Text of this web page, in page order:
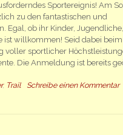
Sportereignis! Am
zu den fantastischen und
Egal, ob ihr Kinder,
ist willkommen! Seid dabei beim
voller sportlicher
Die Anmeldung ist bereits
, Trail Schreibe einen Kommentar